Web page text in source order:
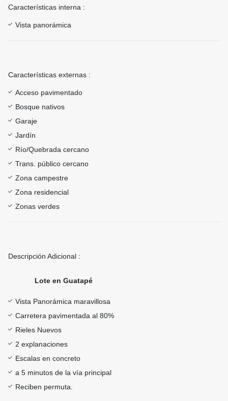
Características interna :
Vista panorámica
Características externas :
Acceso pavimentado
Bosque nativos
Garaje
Jardín
Río/Quebrada cercano
Trans. público cercano
Zona campestre
Zona residencial
Zonas verdes
Descripción Adicional :
Lote en Guatapé
Vista Panorámica maravillosa
Carretera pavimentada al 80%
Rieles Nuevos
2 explanaciones
Escalas en concreto
a 5 minutos de la vía principal
Reciben permuta.